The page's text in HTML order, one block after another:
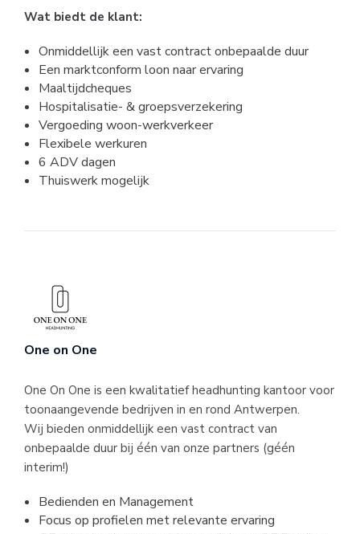
Wat biedt de klant:
Onmiddellijk een vast contract onbepaalde duur
Een marktconform loon naar ervaring
Maaltijdcheques
Hospitalisatie- & groepsverzekering
Vergoeding woon-werkverkeer
Flexibele werkuren
6 ADV dagen
Thuiswerk mogelijk
One on One
One On One is een kwalitatief headhunting kantoor voor
toonaangevende bedrijven in en rond Antwerpen.
Wij bieden onmiddellijk een vast contract van
onbepaalde duur bij één van onze partners (géén
interim!)
Bedienden en Management
Focus op profielen met relevante ervaring